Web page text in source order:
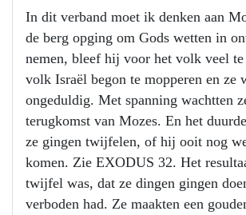
In dit verband moet ik denken aan
de berg opging om Gods wetten in
nemen, bleef hij voor het volk veel
volk Israël begon te mopperen en ze
ongeduldig. Met spanning wachtten
terugkomst van Mozes. En het
ze gingen twijfelen, of hij ooit nog
komen. Zie EXODUS 32. Het
twijfel was, dat ze dingen gingen
verboden had. Ze maakten een